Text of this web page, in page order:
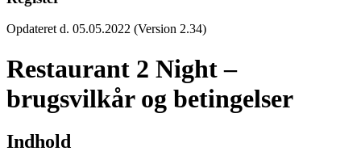
Opdateret d. 05.05.2022 (Version 2.34)
Restaurant 2 Night –
brugsvilkår og betingelser
Indhold